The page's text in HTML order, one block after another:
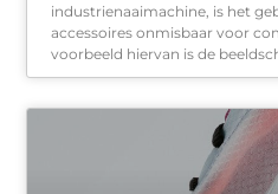
industrienaaimachine, is het
accessoires onmisbaar voor
voorbeeld hiervan is de